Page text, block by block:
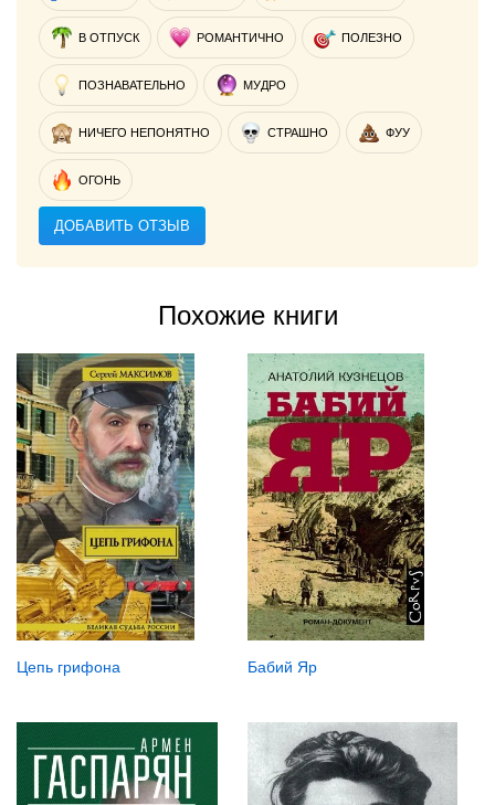
В ОТПУСК РОМАНТИЧНО ПОЛЕЗНО
ПОЗНАВАТЕЛЬНО МУДРО
НИЧЕГО НЕПОНЯТНО СТРАШНО ФУУ
ОГОНЬ
ДОБАВИТЬ ОТЗЫВ
Похожие книги
Цепь грифона Бабий Яр